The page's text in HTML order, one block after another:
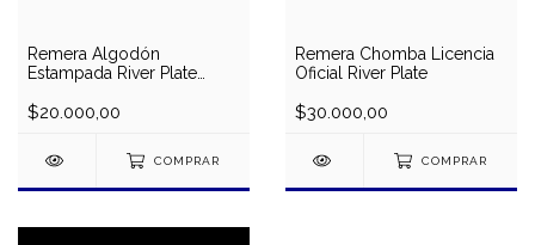
Remera Algodón
Estampada River Plate
$20.000,00
COMPRAR
Remera Chomba Licencia
Oficial River Plate
$30.000,00
COMPRAR